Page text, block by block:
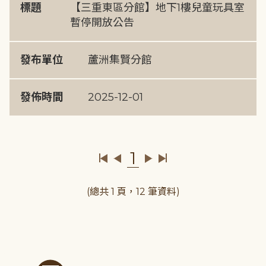
標題
【三重東區分館】地下1樓兒童玩具室
暫停開放公告
發布單位 蘆洲集賢分館
發佈時間 2025-12-01
1
(總共 1 頁，12 筆資料)